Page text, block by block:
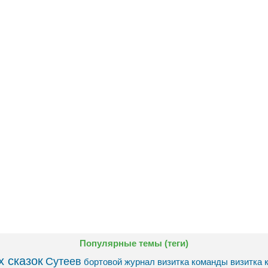
Популярные темы (теги)
сказок Сутеев бортовой журнал визитка команды визитка